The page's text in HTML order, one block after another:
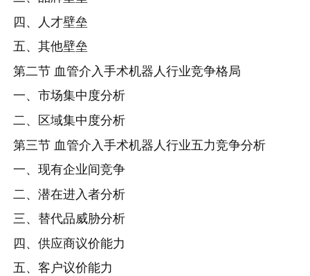
四、人才壁垒
五、其他壁垒
第二节 血管介入手术机器人行业竞争格局
一、市场集中度分析
二、区域集中度分析
第三节 血管介入手术机器人行业五力竞争分析
一、现有企业间竞争
二、潜在进入者分析
三、替代品威胁分析
四、供应商议价能力
五、客户议价能力